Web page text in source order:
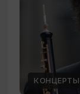
КОНЦЕРТЫ